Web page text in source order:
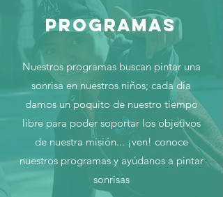
programas
Nuestros programas buscan pintar una
sonrisa en nuestros niños; cada día
damos un poquito de nuestro tiempo
libre para poder soportar los objetivos
de nuestra misión... ¡ven! conoce
nuestros programas y ayúdanos a pintar
sonrisas